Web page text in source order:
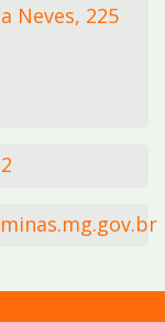
Neves, 225